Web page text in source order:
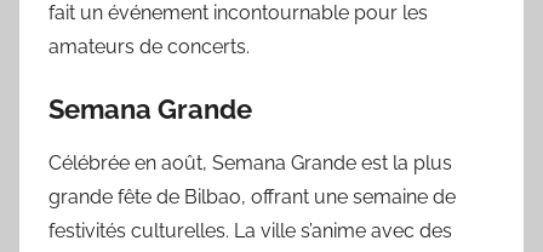
fait un événement incontournable pour les
amateurs de concerts.
Semana Grande
Célébrée en août, Semana Grande est la plus
grande fête de Bilbao, offrant une semaine de
festivités culturelles. La ville s’anime avec des